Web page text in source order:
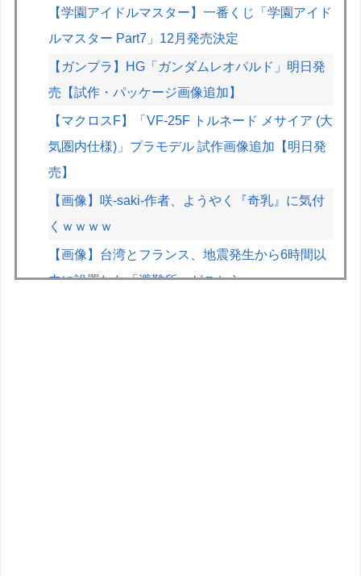
【学園アイドルマスター】一番くじ「学園アイド
ルマスター Part7」12月発売決定
【ガンプラ】HG「ガンダムレオパルド」明日発
売【試作・パッケージ画像追加】
【マクロスF】「VF-25F トルネード メサイア (大
気圏内仕様)」プラモデル 試作画像追加【明日発
売】
【画像】咲-saki-作者、ようやく『奇乳』に気付
くｗｗｗｗ
【画像】台湾とフランス、地震発生から6時間以
内に設置した「避難所」がこちらｗｗｗｗ